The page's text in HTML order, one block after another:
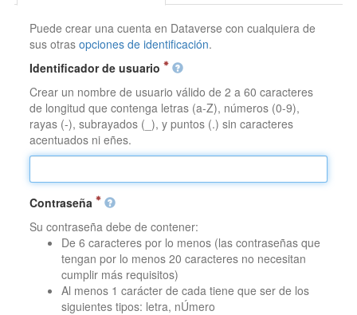
Puede crear una cuenta en Dataverse con cualquiera de
sus otrasopciones de identificación.
Identificador de usuario
Crear un nombre de usuario válido de 2 a 60 caracteres
de longitud que contenga letras (a-Z), números (0-9),
rayas (-), subrayados (_), y puntos (.) sin caracteres
acentuados ni eñes.
Contraseña
Su contraseña debe de contener:
De 6 caracteres por lo menos (las contraseñas que
tengan por lo menos 20 caracteres no necesitan
cumplir más requisitos)
Al menos 1 carácter de cada tiene que ser de los
siguientes tipos: letra, nÚmero